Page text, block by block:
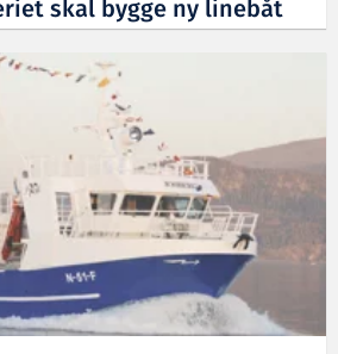
skal bygge ny linebåt